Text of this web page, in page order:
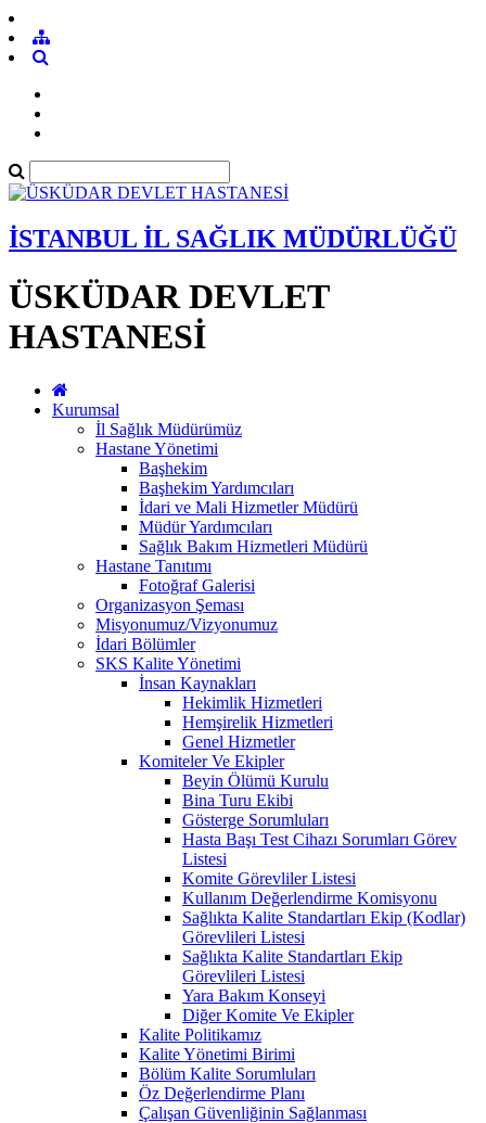
İSTANBUL İL SAĞLIK MÜDÜRLÜĞÜ
ÜSKÜDAR DEVLET
HASTANESİ
Kurumsal
İl Sağlık Müdürümüz
Hastane Yönetimi
Başhekim
Başhekim Yardımcıları
İdari ve Mali Hizmetler Müdürü
Müdür Yardımcıları
Sağlık Bakım Hizmetleri Müdürü
Hastane Tanıtımı
Fotoğraf Galerisi
Organizasyon Şeması
Misyonumuz/Vizyonumuz
İdari Bölümler
SKS Kalite Yönetimi
İnsan Kaynakları
Hekimlik Hizmetleri
Hemşirelik Hizmetleri
Genel Hizmetler
Komiteler Ve Ekipler
Beyin Ölümü Kurulu
Bina Turu Ekibi
Gösterge Sorumluları
Hasta Başı Test Cihazı Sorumları Görev
Listesi
Komite Görevliler Listesi
Kullanım Değerlendirme Komisyonu
Sağlıkta Kalite Standartları Ekip (Kodlar)
Görevlileri Listesi
Sağlıkta Kalite Standartları Ekip
Görevlileri Listesi
Yara Bakım Konseyi
Diğer Komite Ve Ekipler
Kalite Politikamız
Kalite Yönetimi Birimi
Bölüm Kalite Sorumluları
Öz Değerlendirme Planı
Çalışan Güvenliğinin Sağlanması